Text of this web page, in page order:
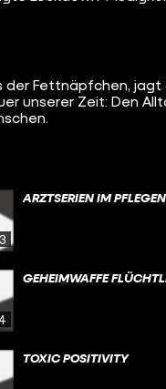
der Fettnäpfchen, jagt
unserer Zeit: Den
ARZTSERIEN IM
GEHEIMWAFFE
TOXIC POSITIVITY